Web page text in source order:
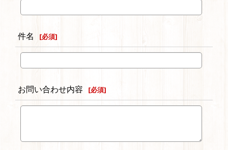
件名 [必須]
お問い合わせ内容 [必須]